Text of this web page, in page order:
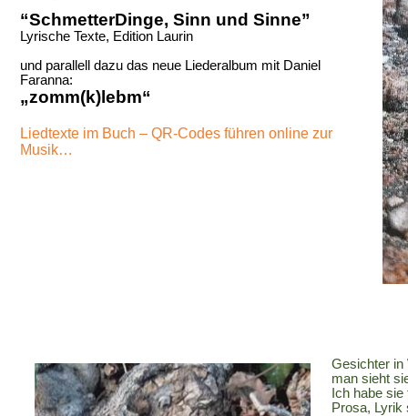
“SchmetterDinge, Sinn und Sinne”
Lyrische Texte, Edition Laurin
und parallell dazu das neue Liederalbum mit Daniel
Faranna:
„zomm(k)lebm“
Liedtexte im Buch – QR-Codes führen online zur
Musik…
Gesichter in
man sieht
Ich habe
Prosa,